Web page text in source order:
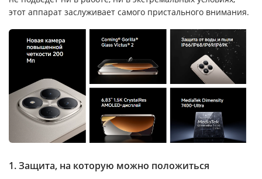
этот аппарат заслуживает самого пристального внимания.
1. Защита, на которую можно положиться